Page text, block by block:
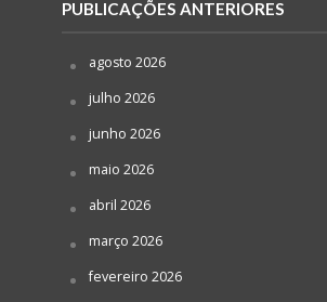
PUBLICAÇÕES ANTERIORES
agosto 2026
julho 2026
junho 2026
maio 2026
abril 2026
março 2026
fevereiro 2026